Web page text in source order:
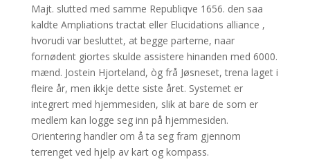
Majt. slutted med samme Republiqve 1656. den saa
kaldte Ampliations tractat eller Elucidations alliance ,
hvorudi var besluttet, at begge parterne, naar
fornødent giortes skulde assistere hinanden med 6000.
mænd. Jostein Hjorteland, òg frå Jøsneset, trena laget i
fleire år, men ikkje dette siste året. Systemet er
integrert med hjemmesiden, slik at bare de som er
medlem kan logge seg inn på hjemmesiden.
Orientering handler om å ta seg fram gjennom
terrenget ved hjelp av kart og kompass.